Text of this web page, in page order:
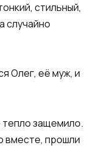
стильный,
случайно
Олег, её муж, и
тепло защемило.
вместе, прошли